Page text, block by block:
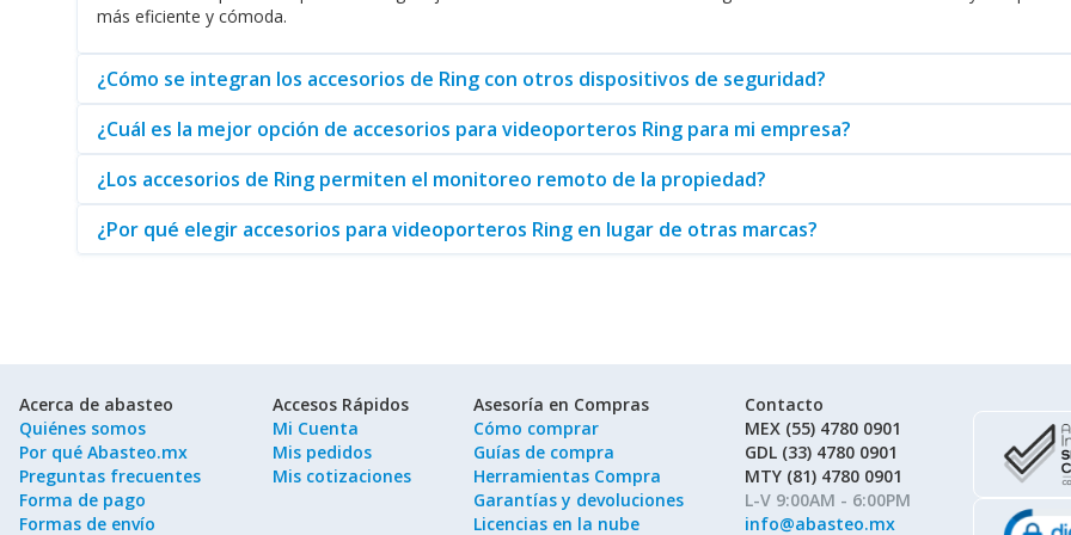
también ofrecen la posibilidad de una vigilancia personalizada y adaptable a sus requerimientos específicos. Abasteo es su
más eficiente y cómoda.
¿Cómo se integran los accesorios de Ring con otros dispositivos de seguridad?
¿Cuál es la mejor opción de accesorios para videoporteros Ring para mi empresa?
¿Los accesorios de Ring permiten el monitoreo remoto de la propiedad?
¿Por qué elegir accesorios para videoporteros Ring en lugar de otras marcas?
Acerca de abasteo
Quiénes somos
Por qué Abasteo.mx
Preguntas frecuentes
Forma de pago
Formas de envío
Accesos Rápidos
Mi Cuenta
Mis pedidos
Mis cotizaciones
Asesoría en Compras
Cómo comprar
Guías de compra
Herramientas Compra
Garantías y devoluciones
Licencias en la nube
Contacto
MEX (55) 4780 0901
GDL (33) 4780 0901
MTY (81) 4780 0901
L-V 9:00AM - 6:00PM
info@abasteo.mx